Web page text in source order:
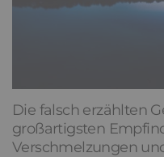
Die falsch erzählten
großartigsten
Verschmelzungen